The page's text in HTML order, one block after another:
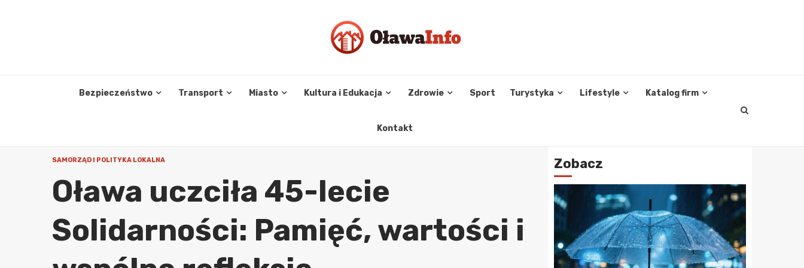
Bezpieczeństwo Transport Miasto Kultura i Edukacja Zdrowie Sport Turystyka Lifestyle Katalog firm
Kontakt
SAMORZĄD I POLITYKA LOKALNA
Oława uczciła 45-lecie
Solidarności: Pamięć, wartości i
Zobacz